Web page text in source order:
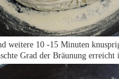
weitere 10 -15 Minuten
Grad der Bräunung erreicht